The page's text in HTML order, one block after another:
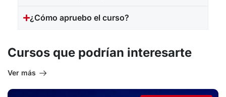
¿Cómo apruebo el curso?
Cursos que podrían interesarte
Ver más